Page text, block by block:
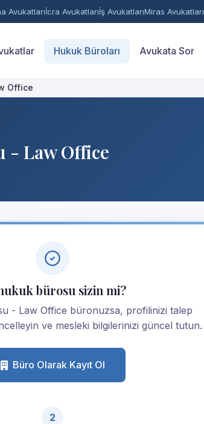
Avukatlarıİcra Avukatlarıİş AvukatlarıMiras Avukatları
Hukuk Büroları Avukata Sor
Office
- Law Office
bürosu sizin mi?
- Law Office büronuzsa, profilinizi talep
ve mesleki bilgilerinizi güncel tutun.
Büro Olarak Kayıt Ol
2